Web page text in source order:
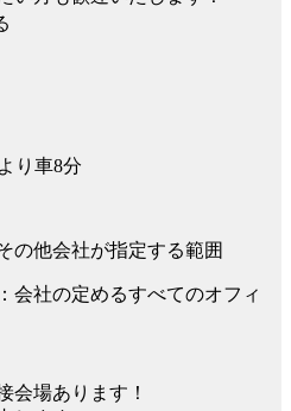
り車8分
の他会社が指定する範囲
会社の定めるすべてのオフィ
会場あります！